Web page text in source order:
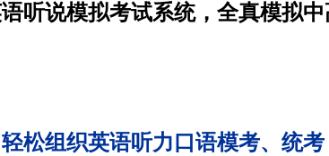
听说模拟考试系统，全真模拟
松组织英语听力口语模考、统考